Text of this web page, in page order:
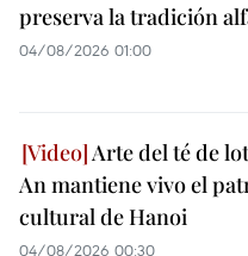
preserva la tradición
04/08/2026 01:00
Arte del té de
An mantiene vivo el
cultural de Hanoi
04/08/2026 00:30